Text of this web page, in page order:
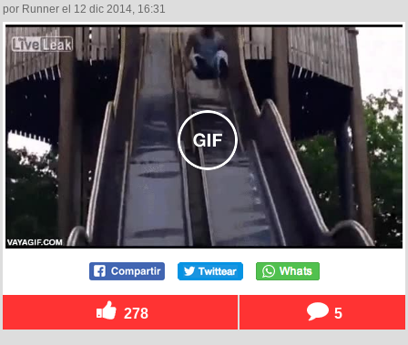
por Runner el 12 dic 2014, 16:31
278 5